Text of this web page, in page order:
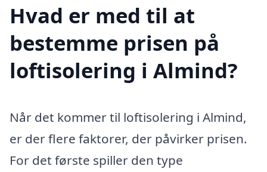
Hvad er med til at
bestemme prisen på
loftisolering i Almind?
Når det kommer til loftisolering i Almind,
er der flere faktorer, der påvirker prisen.
For det første spiller den type